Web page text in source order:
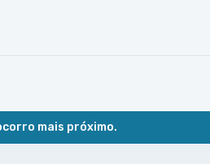
mais próximo.